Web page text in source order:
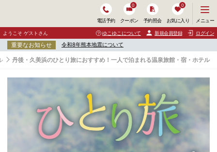
電話予約 クーポン
0
予約照会 お気に入り
0
ニ
ュ
ー
開
く
メニュー
ようこそ ゲストさん ゆこゆこについて 新規会員登録 ログイン
重要なお知らせ 令和8年熊本地震について
丹後・久美浜のひとり旅におすすめ！一人で泊まれる温泉旅館・宿・ホテル